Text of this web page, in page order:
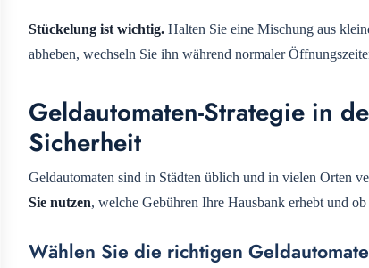
Stückelung ist wichtig. Halten Sie eine Mischung aus
abheben, wechseln Sie ihn während normaler
Geldautomaten-Strategie in
Sicherheit
Geldautomaten sind in Städten üblich und in vielen Orten
Sie nutzen, welche Gebühren Ihre Hausbank erhebt und
Wählen Sie die richtigen